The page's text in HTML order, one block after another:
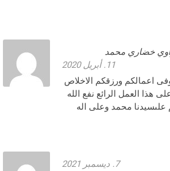
خضاري محمد
11. أبريل 2020
اعمالكم ورزقكم الاخلاص
هذا العمل الرائع نفع الله
علىسيدنا محمد وعلى اله
7. ديسمبر 2021